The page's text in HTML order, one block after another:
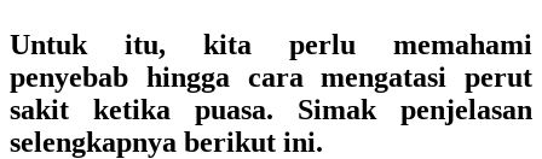
Untuk itu, kita perlu memahami
penyebab hingga cara mengatasi perut
sakit ketika puasa. Simak penjelasan
selengkapnya berikut ini.